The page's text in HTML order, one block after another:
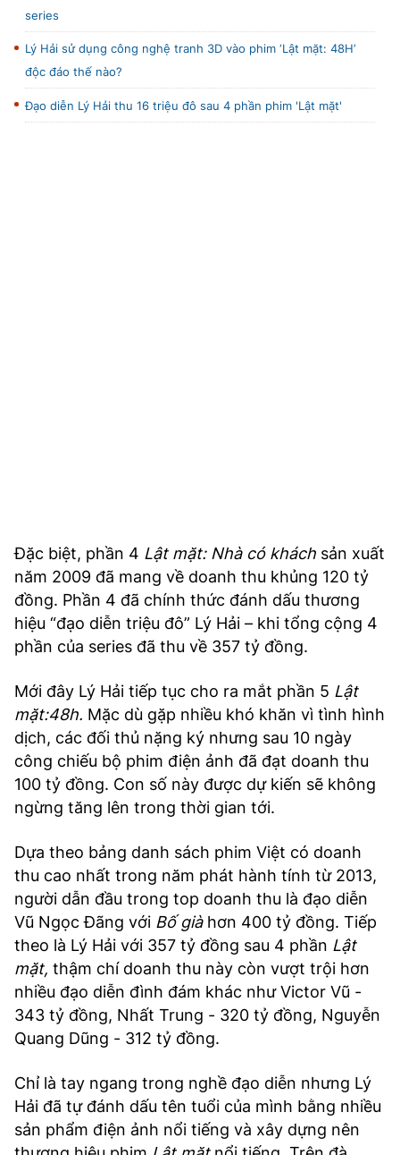
series
Lý Hải sử dụng công nghệ tranh 3D vào phim ‘Lật mặt: 48H’
độc đáo thế nào?
Đạo diễn Lý Hải thu 16 triệu đô sau 4 phần phim 'Lật mặt'
Đặc biệt, phần 4 Lật mặt: Nhà có khách sản xuất
năm 2009 đã mang về doanh thu khủng 120 tỷ
đồng. Phần 4 đã chính thức đánh dấu thương
hiệu “đạo diễn triệu đô” Lý Hải – khi tổng cộng 4
phần của series đã thu về 357 tỷ đồng.
Mới đây Lý Hải tiếp tục cho ra mắt phần 5 Lật
mặt:48h. Mặc dù gặp nhiều khó khăn vì tình hình
dịch, các đối thủ nặng ký nhưng sau 10 ngày
công chiếu bộ phim điện ảnh đã đạt doanh thu
100 tỷ đồng. Con số này được dự kiến sẽ không
ngừng tăng lên trong thời gian tới.
Dựa theo bảng danh sách phim Việt có doanh
thu cao nhất trong năm phát hành tính từ 2013,
người dẫn đầu trong top doanh thu là đạo diễn
Vũ Ngọc Đãng với Bố giàhơn 400 tỷ đồng. Tiếp
theo là Lý Hải với 357 tỷ đồng sau 4 phần Lật
mặt, thậm chí doanh thu này còn vượt trội hơn
nhiều đạo diễn đình đám khác như Victor Vũ -
343 tỷ đồng, Nhất Trung - 320 tỷ đồng, Nguyễn
Quang Dũng - 312 tỷ đồng.
Chỉ là tay ngang trong nghề đạo diễn nhưng Lý
Hải đã tự đánh dấu tên tuổi của mình bằng nhiều
sản phẩm điện ảnh nổi tiếng và xây dựng nên